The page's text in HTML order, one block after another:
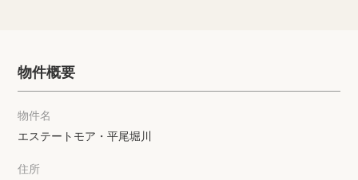
物件概要
物件名
エステートモア・平尾堀川
住所